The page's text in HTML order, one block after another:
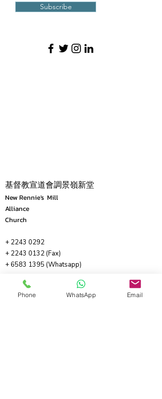
Subscribe
基督教宣道會調景嶺新堂
​New Rennie's Mill
Alliance
Church
+ 2243 0292
+ 2243 0132(Fax)
+6583 1395 (Whatsapp)
主日祟拜及教會地址：
Phone WhatsApp Email